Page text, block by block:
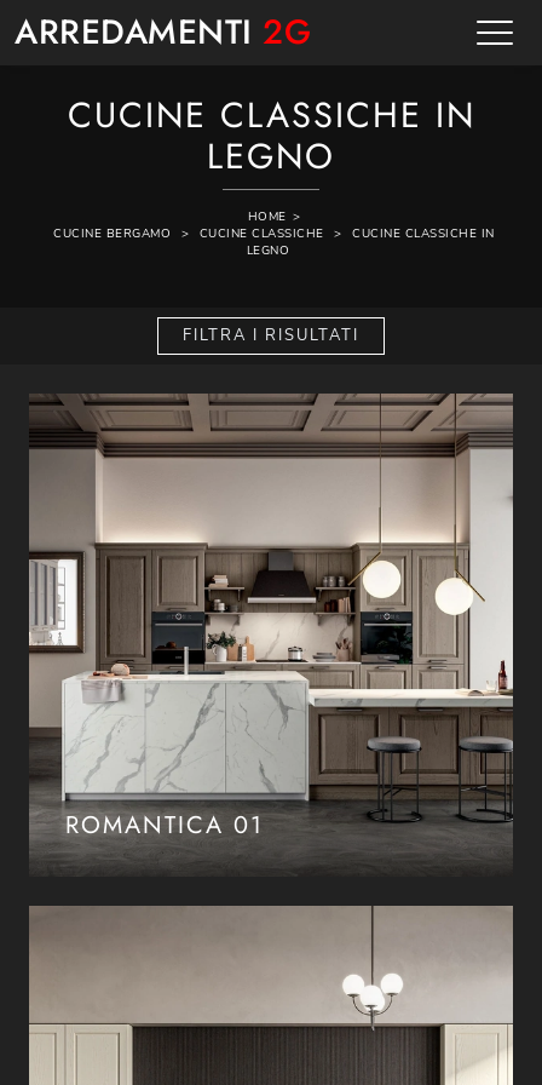
ARREDAMENTI 2G
CUCINE CLASSICHE IN
LEGNO
HOME >
CUCINE BERGAMO
> CUCINE CLASSICHE >
CUCINE CLASSICHE IN
LEGNO
FILTRA I RISULTATI
ROMANTICA 01